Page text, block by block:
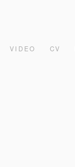
VIDEO CV